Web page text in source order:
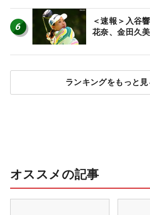
6
＜速報＞入谷
花奈、金田久
ランキングをもっと見
オススメの記事